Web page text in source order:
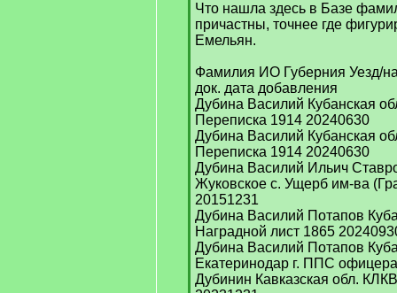
Что нашла здесь в Базе
причастны, точнее где
Емельян.
Фамилия ИО Губерния Уезд/
док. дата добавления
Дубина Василий Кубанская
Переписка 1914 20240630
Дубина Василий Кубанская
Переписка 1914 20240630
Дубина Василий Ильич
Жуковское с. Ущерб им-ва
20151231
Дубина Василий Потапов
Наградной лист 1865
Дубина Василий Потапов
Екатеринодар г. ППС
Дубинин Кавказская обл.